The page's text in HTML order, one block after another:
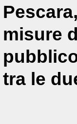
misure
tra le